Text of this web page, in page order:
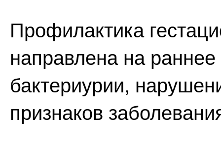
Профилактика
направлена на
бактериурии,
признаков